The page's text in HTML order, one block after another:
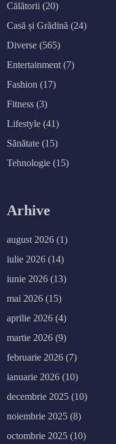
Călătorii (20)
Casă și Grădină (24)
Diverse (565)
Entertainment (7)
Fashion (17)
Fitness (3)
Lifestyle (41)
Sănătate (15)
Tehnologie (15)
Arhive
august 2026 (1)
iulie 2026 (14)
iunie 2026 (13)
mai 2026 (15)
aprilie 2026 (4)
martie 2026 (9)
februarie 2026 (7)
ianuarie 2026 (10)
decembrie 2025 (10)
noiembrie 2025 (8)
octombrie 2025 (10)